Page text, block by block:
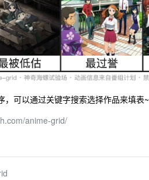
，可以通过关键字搜索选择作品来填表~
anime-grid/